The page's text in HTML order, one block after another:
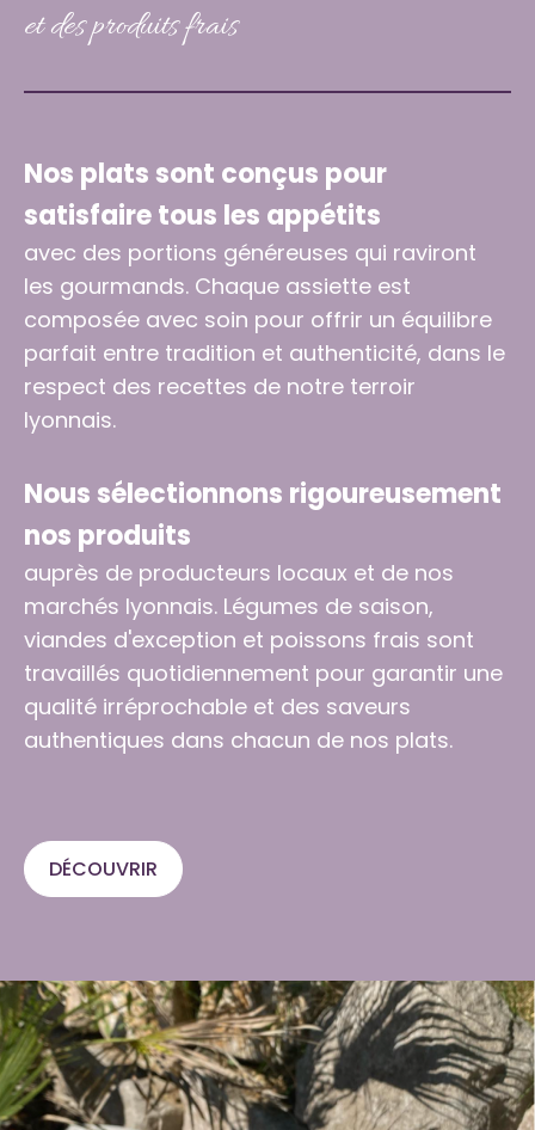
et des produits frais
Nos plats sont conçus pour
satisfaire tous les appétits
avec des portions généreuses qui raviront
les gourmands. Chaque assiette est
composée avec soin pour offrir un équilibre
parfait entre tradition et authenticité, dans le
respect des recettes de notre terroir
lyonnais.
Nous sélectionnons rigoureusement
nos produits
auprès de producteurs locaux et de nos
marchés lyonnais. Légumes de saison,
viandes d'exception et poissons frais sont
travaillés quotidiennement pour garantir une
qualité irréprochable et des saveurs
authentiques dans chacun de nos plats.
DÉCOUVRIR